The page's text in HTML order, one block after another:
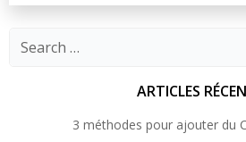
Search
ARTICLES
3 méthodes pour ajouter du